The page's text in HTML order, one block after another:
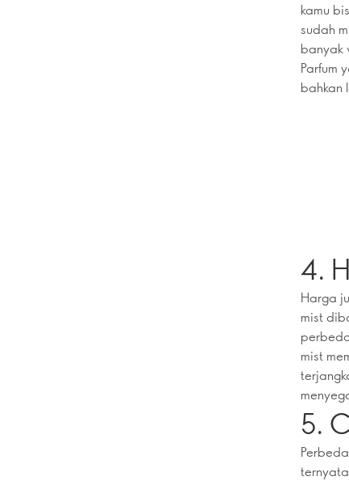
kamu
sudah
banyak
Parfum
bahkan
4.
Harga
mist
mist
5.